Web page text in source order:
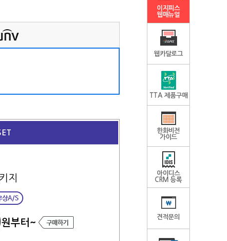
지
원부터~
이지피스
웹매뉴얼
웹카달로그
TTA 제품구매
한화비전
가이드
아이디스
CRM 등록
견적문의